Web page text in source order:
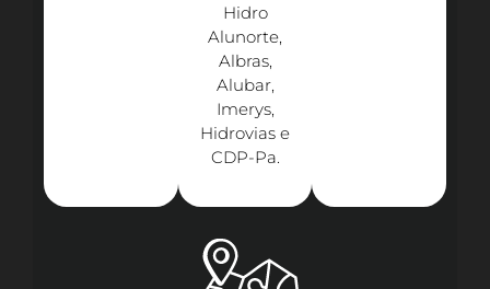
Hidro
Alunorte,
Albras,
Alubar,
Imerys,
Hidrovias e
CDP-Pa.​